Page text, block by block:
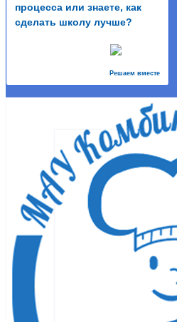
процесса или знаете, как
сделать школу лучше?
Решаем вместе